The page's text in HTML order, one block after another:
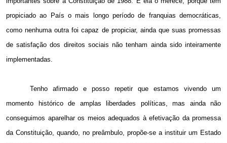
propiciado ao País o mais longo período de franquias democráticas,
como nenhuma outra foi capaz de propiciar, ainda que suas promessas
de satisfação dos direitos sociais não tenham ainda sido inteiramente
implementadas.
Tenho afirmado e posso repetir que estamos vivendo um
momento histórico de amplas liberdades políticas, mas ainda não
conseguimos aparelhar os meios adequados à efetivação da promessa
da Constituição, quando, no preâmbulo, propõe-se a instituir um Estado